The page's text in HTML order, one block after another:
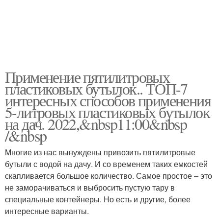
Применение пятилитровых
пластиковых бутылок.. ТОП-7
интересных способов применения
5-литровых пластиковых бутылок
на дач. 2022,&nbsp11:00&nbsp
/&nbsp
Многие из нас вынуждены привозить пятилитровые
бутыли с водой на дачу. И со временем таких емкостей
скапливается большое количество. Самое простое – это
не заморачиваться и выбросить пустую тару в
специальные контейнеры. Но есть и другие, более
интересные варианты.